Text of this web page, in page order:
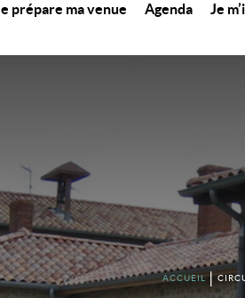
prépare ma venue Agenda Je
ACCUEIL